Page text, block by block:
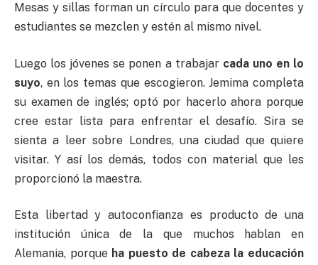
Mesas y sillas forman un círculo para que docentes y
estudiantes se mezclen y estén al mismo nivel.
Luego los jóvenes se ponen a trabajar cada uno en lo
suyo, en los temas que escogieron. Jemima completa
su examen de inglés; optó por hacerlo ahora porque
cree estar lista para enfrentar el desafío. Sira se
sienta a leer sobre Londres, una ciudad que quiere
visitar. Y así los demás, todos con material que les
proporcionó la maestra.
Esta libertad y autoconfianza es producto de una
institución única de la que muchos hablan en
Alemania, porque ha puesto de cabeza la educación